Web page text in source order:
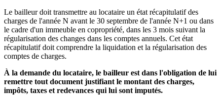
Le bailleur doit transmettre au locataire un état récapitulatif des
charges de l'année N avant le 30 septembre de l'année N+1 ou dans
le cadre d'un immeuble en copropriété, dans les 3 mois suivant la
régularisation des changes dans les comptes annuels. Cet état
récapitulatif doit comprendre la liquidation et la régularisation des
comptes de charges.
À la demande du locataire, le bailleur est dans l'obligation de lui
remettre tout document justifiant le montant des charges,
impôts, taxes et redevances qui lui sont imputés.